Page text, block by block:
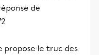
de
propose le truc des